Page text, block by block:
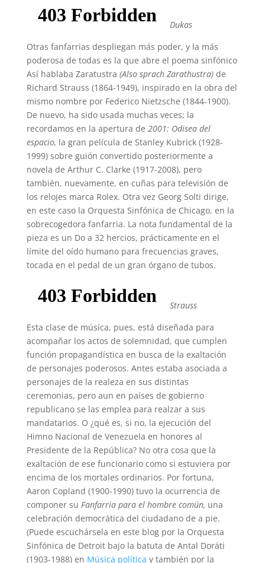
Dukas
Otras fanfarrias despliegan más poder, y la más
poderosa de todas es la que abre el poema sinfónico
Así hablaba Zaratustra (Also sprach Zarathustra) de
Richard Strauss (1864-1949), inspirado en la obra del
mismo nombre por Federico Nietzsche (1844-1900).
De nuevo, ha sido usada muchas veces; la
recordamos en la apertura de 2001: Odisea del
espacio, la gran película de Stanley Kubrick (1928-
1999) sobre guión convertido posteriormente a
novela de Arthur C. Clarke (1917-2008), pero
también, nuevamente, en cuñas para televisión de
los relojes marca Rolex. Otra vez Georg Solti dirige,
en este caso la Orquesta Sinfónica de Chicago, en la
sobrecogedora fanfarria. La nota fundamental de la
pieza es un Do a 32 hercios, prácticamente en el
límite del oído humano para frecuencias graves,
tocada en el pedal de un gran órgano de tubos.
Strauss
Esta clase de música, pues, está diseñada para
acompañar los actos de solemnidad, que cumplen
función propagandística en busca de la exaltación
de personajes poderosos. Antes estaba asociada a
personajes de la realeza en sus distintas
ceremonias, pero aun en países de gobierno
republicano se las emplea para realzar a sus
mandatarios. O ¿qué es, si no, la ejecución del
Himno Nacional de Venezuela en honores al
Presidente de la República? No otra cosa que la
exaltación de ese funcionario como si estuviera por
encima de los mortales ordinarios. Por fortuna,
Aaron Copland (1900-1990) tuvo la ocurrencia de
componer su Fanfarria para el hombre común, una
celebración democrática del ciudadano de a pie.
(Puede escuchársela en este blog por la Orquesta
Sinfónica de Detroit bajo la batuta de Antal Doráti
(1903-1988) en Música política y también por la